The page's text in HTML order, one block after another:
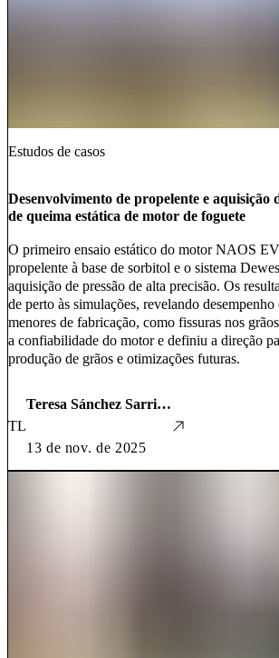
Estudos de casos
Desenvolvimento de propelente e aquisição
de queima estática de motor de foguete
O primeiro ensaio estático do motor NAOS
propelente à base de sorbitol e o sistema
aquisição de pressão de alta precisão. Os
de perto às simulações, revelando
menores de fabricação, como fissuras nos
a confiabilidade do motor e definiu a direção
produção de grãos e otimizações futuras.
TL
Teresa Sánchez Sarria e Miguel Tejera Lesmes
13 de nov. de 2025